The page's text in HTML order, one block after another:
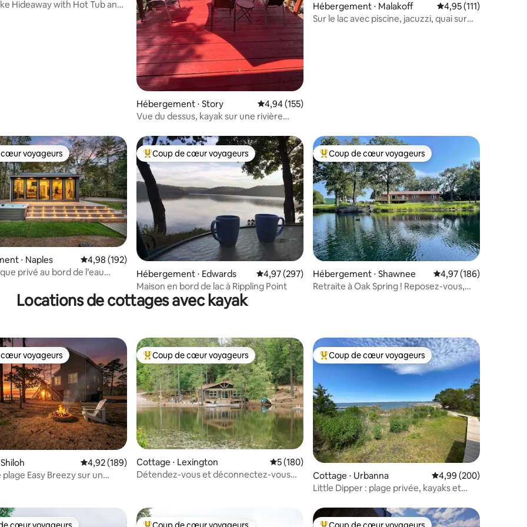
base de 140 commentaires : 4,97 sur 5
Hideaway with Hot Tub and
Hébergement ⋅ Story Évaluation moyenne sur la base de 155 commentaires : 4,94 sur 5
4,94 (155)
Vue du dessus, kayak sur une rivière
Hébergement ⋅ Malakoff Évaluation moyenne
4,95 (111)
Sur le lac avec piscine, jacuzzi, quai sur
base de 189 commentaires : 4,95 sur 5
voyageurs
voyageurs
⋅ Naples Évaluation moyenne sur la base de 192 commentaires : 4,98 sur 5
4,98 (192)
privé au bord de l’eau
Coups de cœur voyageurs les plus appréciés
Coup de cœur voyageurs
Hébergement ⋅ Edwards Évaluation moyenne sur la base de 297 commentaires : 4,97 sur 5
4,97 (297)
Maison en bord de lac à Rippling Point
Coups de cœur voyageurs les plus appréciés
Coup de cœur voyageurs
Hébergement ⋅ Shawnee Évaluation moyenne
4,97 (186)
Retraite à Oak Spring ! Reposez-vous,
Locations de cottages avec kayak
base de 197 commentaires : 4,99 sur 5
voyageurs
voyageurs
Évaluation moyenne sur la base de 189 commentaires : 4,92 sur 5
4,92 (189)
plage Easy Breezy sur un
Coups de cœur voyageurs les plus appréciés
Coup de cœur voyageurs
Cottage ⋅ Lexington Évaluation moyenne sur la base de 180 commentaires : 5 sur 5
5 (180)
Détendez-vous et déconnectez-vous
Coups de cœur voyageurs les plus appréciés
Coup de cœur voyageurs
Cottage ⋅ Urbanna Évaluation moyenne
4,99 (200)
Little Dipper : plage privée, kayaks et